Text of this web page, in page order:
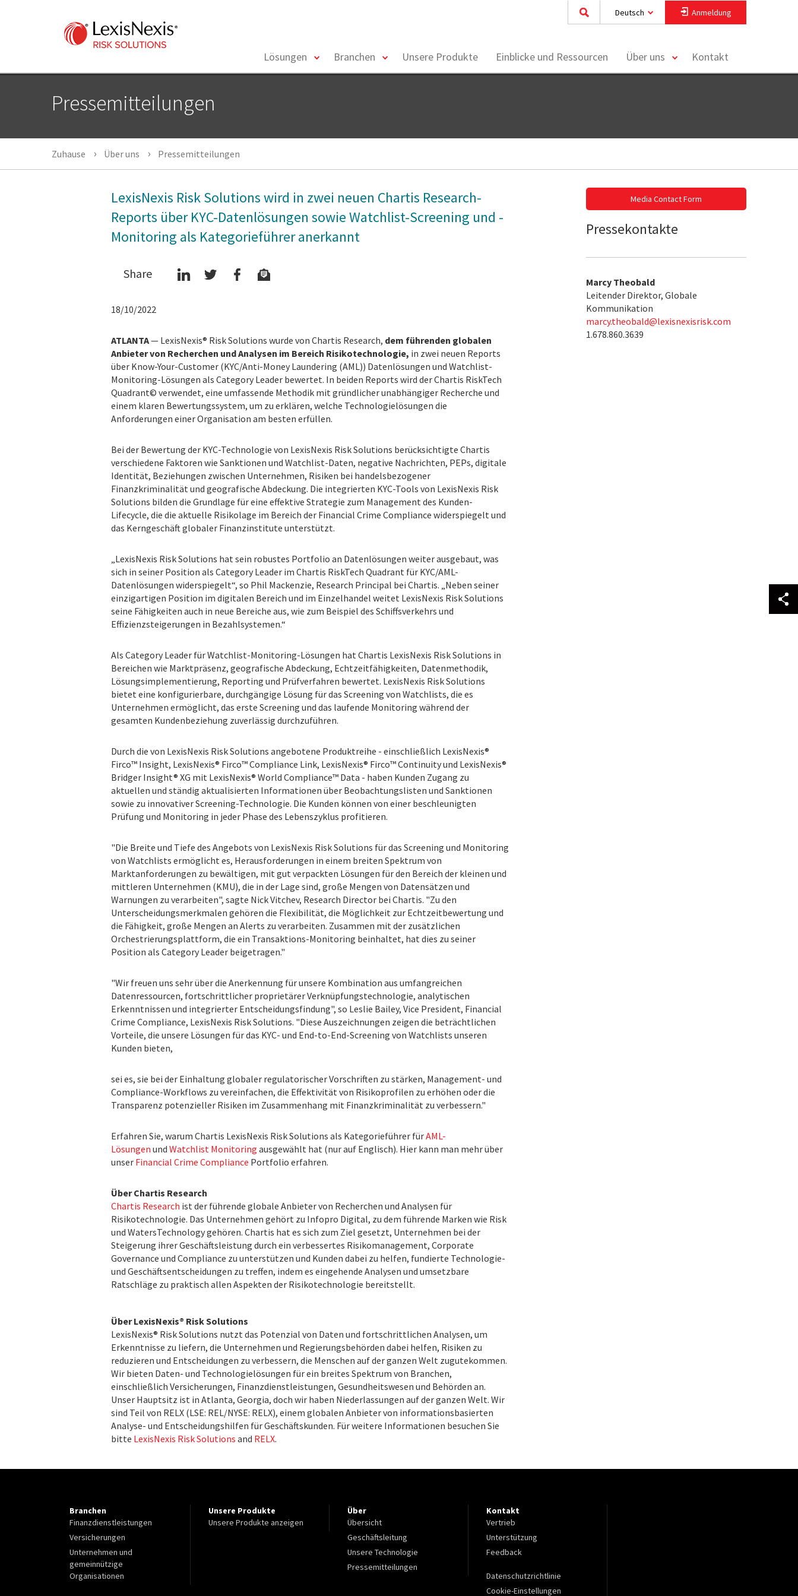
Deutsch Anmeldung
Lösungen
toggleBranchen
toggleUnsere Produkte Einblicke und Ressourcen Über uns
toggleKontakt
Pressemitteilungen
Zuhause Über uns Pressemitteilungen
LexisNexis Risk Solutions wird in zwei neuen Chartis Research-
Reports über KYC-Datenlösungen sowie Watchlist-Screening und -
Monitoring als Kategorieführer anerkannt
Share
18/10/2022
ATLANTA— LexisNexis® Risk Solutions wurde von Chartis Research, dem führenden globalen
Anbieter von Recherchen und Analysen im Bereich Risikotechnologie, in zwei neuen Reports
über Know-Your-Customer (KYC/Anti-Money Laundering (AML)) Datenlösungen und Watchlist-
Monitoring-Lösungen als Category Leader bewertet. In beiden Reports wird der Chartis RiskTech
Quadrant© verwendet, eine umfassende Methodik mit gründlicher unabhängiger Recherche und
einem klaren Bewertungssystem, um zu erklären, welche Technologielösungen die
Anforderungen einer Organisation am besten erfüllen.
Bei der Bewertung der KYC-Technologie von LexisNexis Risk Solutions berücksichtigte Chartis
verschiedene Faktoren wie Sanktionen und Watchlist-Daten, negative Nachrichten, PEPs, digitale
Identität, Beziehungen zwischen Unternehmen, Risiken bei handelsbezogener
Finanzkriminalität und geografische Abdeckung. Die integrierten KYC-Tools von LexisNexis Risk
Solutions bilden die Grundlage für eine effektive Strategie zum Management des Kunden-
Lifecycle, die die aktuelle Risikolage im Bereich der Financial Crime Compliance widerspiegelt und
das Kerngeschäft globaler Finanzinstitute unterstützt.
„LexisNexis Risk Solutions hat sein robustes Portfolio an Datenlösungen weiter ausgebaut, was
sich in seiner Position als Category Leader im Chartis RiskTech Quadrant für KYC/AML-
Datenlösungen widerspiegelt“, so Phil Mackenzie, Research Principal bei Chartis. „Neben seiner
einzigartigen Position im digitalen Bereich und im Einzelhandel weitet LexisNexis Risk Solutions
seine Fähigkeiten auch in neue Bereiche aus, wie zum Beispiel des Schiffsverkehrs und
Effizienzsteigerungen in Bezahlsystemen.“
Als Category Leader für Watchlist-Monitoring-Lösungen hat Chartis LexisNexis Risk Solutions in
Bereichen wie Marktpräsenz, geografische Abdeckung, Echtzeitfähigkeiten, Datenmethodik,
Lösungsimplementierung, Reporting und Prüfverfahren bewertet. LexisNexis Risk Solutions
bietet eine konfigurierbare, durchgängige Lösung für das Screening von Watchlists, die es
Unternehmen ermöglicht, das erste Screening und das laufende Monitoring während der
gesamten Kundenbeziehung zuverlässig durchzuführen.
Durch die von LexisNexis Risk Solutions angebotene Produktreihe - einschließlich LexisNexis®
Firco™ Insight, LexisNexis® Firco™ Compliance Link, LexisNexis® Firco™ Continuity und LexisNexis®
Bridger Insight® XG mit LexisNexis® World Compliance™ Data - haben Kunden Zugang zu
aktuellen und ständig aktualisierten Informationen über Beobachtungslisten und Sanktionen
sowie zu innovativer Screening-Technologie. Die Kunden können von einer beschleunigten
Prüfung und Monitoring in jeder Phase des Lebenszyklus profitieren.
"Die Breite und Tiefe des Angebots von LexisNexis Risk Solutions für das Screening und Monitoring
von Watchlists ermöglicht es, Herausforderungen in einem breiten Spektrum von
Marktanforderungen zu bewältigen, mit gut verpackten Lösungen für den Bereich der kleinen und
mittleren Unternehmen (KMU), die in der Lage sind, große Mengen von Datensätzen und
Warnungen zu verarbeiten", sagte Nick Vitchev, Research Director bei Chartis. "Zu den
Unterscheidungsmerkmalen gehören die Flexibilität, die Möglichkeit zur Echtzeitbewertung und
die Fähigkeit, große Mengen an Alerts zu verarbeiten. Zusammen mit der zusätzlichen
Orchestrierungsplattform, die ein Transaktions-Monitoring beinhaltet, hat dies zu seiner
Position als Category Leader beigetragen."
"Wir freuen uns sehr über die Anerkennung für unsere Kombination aus umfangreichen
Datenressourcen, fortschrittlicher proprietärer Verknüpfungstechnologie, analytischen
Erkenntnissen und integrierter Entscheidungsfindung", so Leslie Bailey, Vice President, Financial
Crime Compliance, LexisNexis Risk Solutions. "Diese Auszeichnungen zeigen die beträchtlichen
Vorteile, die unsere Lösungen für das KYC- und End-to-End-Screening von Watchlists unseren
Kunden bieten,
sei es, sie bei der Einhaltung globaler regulatorischer Vorschriften zu stärken, Management- und
Compliance-Workflows zu vereinfachen, die Effektivität von Risikoprofilen zu erhöhen oder die
Transparenz potenzieller Risiken im Zusammenhang mit Finanzkriminalität zu verbessern."
Erfahren Sie, warum Chartis LexisNexis Risk Solutions als Kategorieführer fürAML-
Lösungen und Watchlist Monitoring ausgewählt hat (nur auf Englisch). Hier kann man mehr über
unser Financial Crime Compliance Portfolio erfahren.
Über Chartis Research
Chartis Research ist der führende globale Anbieter von Recherchen und Analysen für
Risikotechnologie. Das Unternehmen gehört zu Infopro Digital, zu dem führende Marken wie Risk
und WatersTechnology gehören. Chartis hat es sich zum Ziel gesetzt, Unternehmen bei der
Steigerung ihrer Geschäftsleistung durch ein verbessertes Risikomanagement, Corporate
Governance und Compliance zu unterstützen und Kunden dabei zu helfen, fundierte Technologie-
und Geschäftsentscheidungen zu treffen, indem es eingehende Analysen und umsetzbare
Ratschläge zu praktisch allen Aspekten der Risikotechnologie bereitstellt.
Über LexisNexis® Risk Solutions
LexisNexis® Risk Solutions nutzt das Potenzial von Daten und fortschrittlichen Analysen, um
Erkenntnisse zu liefern, die Unternehmen und Regierungsbehörden dabei helfen, Risiken zu
reduzieren und Entscheidungen zu verbessern, die Menschen auf der ganzen Welt zugutekommen.
Wir bieten Daten- und Technologielösungen für ein breites Spektrum von Branchen,
einschließlich Versicherungen, Finanzdienstleistungen, Gesundheitswesen und Behörden an.
Unser Hauptsitz ist in Atlanta, Georgia, doch wir haben Niederlassungen auf der ganzen Welt. Wir
sind Teil von RELX (LSE: REL/NYSE: RELX), einem globalen Anbieter von informationsbasierten
Analyse- und Entscheidungshilfen für Geschäftskunden. Für weitere Informationen besuchen Sie
bitte LexisNexis Risk Solutions and RELX.
Media Contact Form
Pressekontakte
Marcy Theobald
Leitender Direktor, Globale
Kommunikation
marcy.theobald@lexisnexisrisk.com
1.678.860.3639
Branchen
Finanzdienstleistungen
Versicherungen
Unternehmen und
gemeinnützige
Organisationen
Unsere Produkte
Unsere Produkte anzeigen
Über
Übersicht
Geschäftsleitung
Unsere Technologie
Pressemitteilungen
Kontakt
Vertrieb
Unterstützung
Feedback
Datenschutzrichtlinie
Cookie-Einstellungen